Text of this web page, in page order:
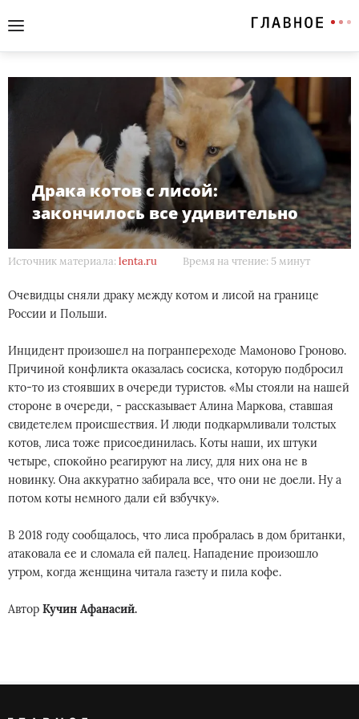
Драка котов с лисой:
закончилось все удивительно
Источник материала: lenta.ru Время на чтение: 5 минут
Очевидцы сняли драку между котом и лисой на границе
России и Польши.
Инцидент произошел на погранпереходе Мамоново Гроново.
Причиной конфликта оказалась сосиска, которую подбросил
кто-то из стоявших в очереди туристов. «Мы стояли на нашей
стороне в очереди, - рассказывает Алина Маркова, ставшая
свидетелем происшествия. И люди подкармливали толстых
котов, лиса тоже присоединилась. Коты наши, их штуки
четыре, спокойно реагируют на лису, для них она не в
новинку. Она аккуратно забирала все, что они не доели. Ну а
потом коты немного дали ей взбучку».
В 2018 году сообщалось, что лиса пробралась в дом британки,
атаковала ее и сломала ей палец. Нападение произошло
утром, когда женщина читала газету и пила кофе.
Автор Кучин Афанасий.